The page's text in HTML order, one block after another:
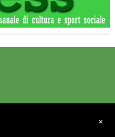
anche in estate
×